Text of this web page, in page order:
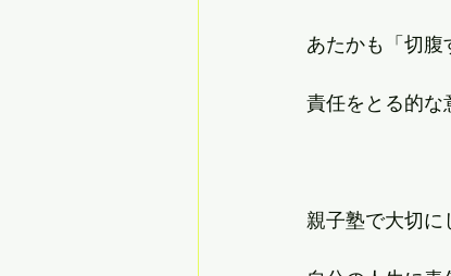
あたかも「切
責任をとる的な
親子塾で大切に